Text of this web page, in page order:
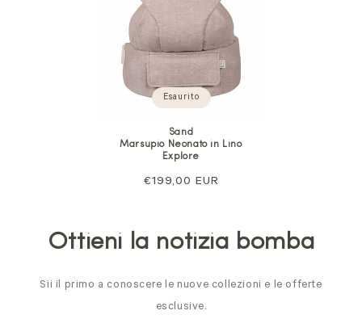
Esaurito
Sand
Marsupio Neonato in Lino
Explore
Prezzo
€199,00 EUR
Ottieni la notizia bomba
Sii il primo a conoscere le nuove collezioni e le offerte
esclusive.